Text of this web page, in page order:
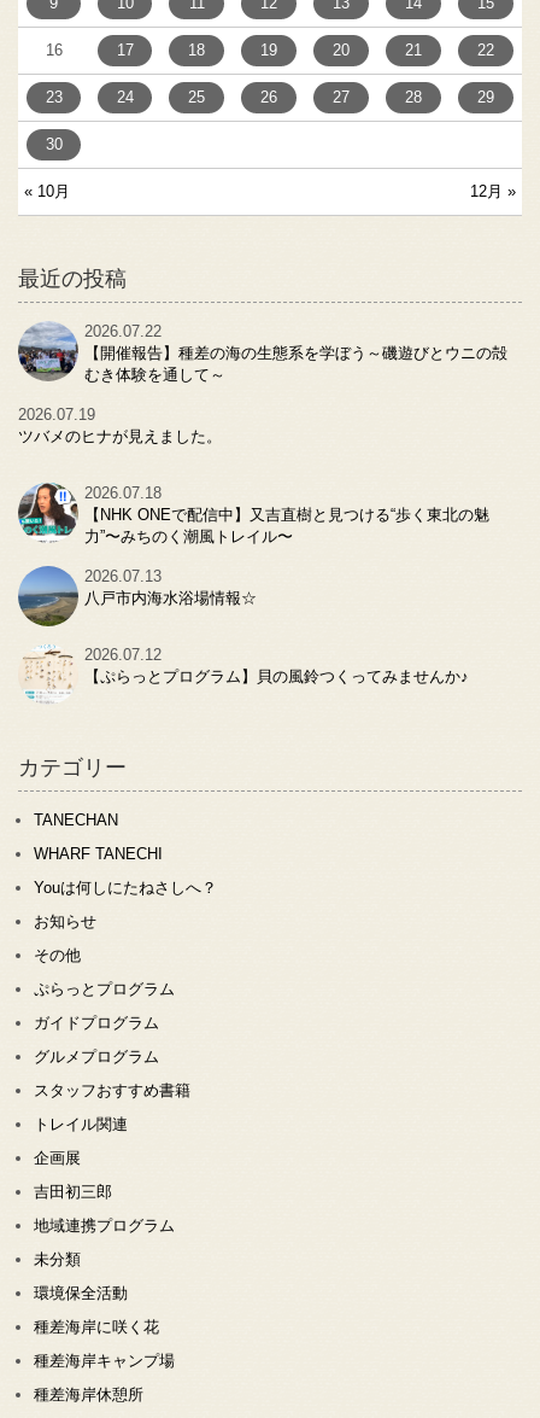
« 10月 12月 »
16 17 18 19 20 21 22
23 24 25 26 27 28 29
30
最近の投稿
2026.07.22
【開催報告】種差の海の生態系を学ぼう～磯遊びとウニの殻
むき体験を通して～
2026.07.19
ツバメのヒナが見えました。
2026.07.18
【NHK ONEで配信中】又吉直樹と見つける“歩く東北の魅
力”〜みちのく潮風トレイル〜
2026.07.13
八戸市内海水浴場情報☆
2026.07.12
【ぷらっとプログラム】貝の風鈴つくってみませんか♪
カテゴリー
TANECHAN
WHARF TANECHI
Youは何しにたねさしへ？
お知らせ
その他
ぷらっとプログラム
ガイドプログラム
グルメプログラム
スタッフおすすめ書籍
トレイル関連
企画展
吉田初三郎
地域連携プログラム
未分類
環境保全活動
種差海岸に咲く花
種差海岸キャンプ場
種差海岸休憩所